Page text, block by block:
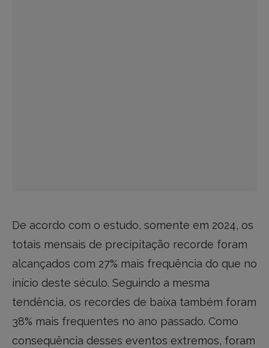
De acordo com o estudo, somente em 2024, os
totais mensais de precipitação recorde foram
alcançados com 27% mais frequência do que no
início deste século. Seguindo a mesma
tendência, os recordes de baixa também foram
38% mais frequentes no ano passado. Como
consequência desses eventos extremos, foram